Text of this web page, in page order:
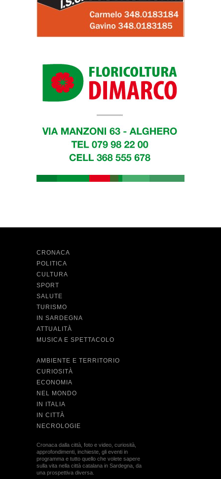
CRONACA
POLITICA
CULTURA
SPORT
SALUTE
TURISMO
IN SARDEGNA
ATTUALITÀ
MUSICA E SPETTACOLO
AMBIENTE E TERRITORIO
CURIOSITÀ
ECONOMIA
NEL MONDO
IN ITALIA
IN CITTÀ
NECROLOGIE
Cronaca dalla città, foto e video, curiosità,
approfondimenti, inchieste, gli eventi in
programma e tutto quello che volete sapere
sulla vita nella città catalana in Sardegna, da
una prospettiva diversa.